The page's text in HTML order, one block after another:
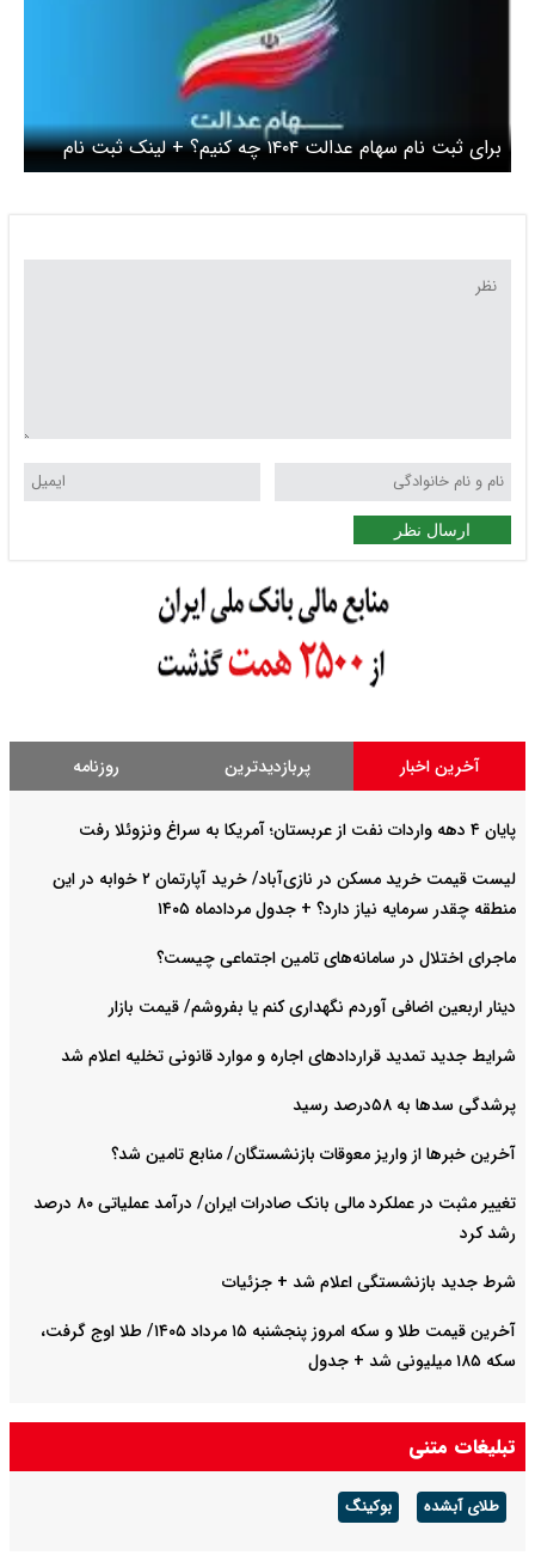
برای ثبت نام سهام عدالت ۱۴۰۴ چه کنیم؟ + لینک ثبت نام
سامانه سجام
ارسال نظر
آخرین اخبار پربازدیدترین روزنامه
پایان ۴ دهه واردات نفت از عربستان؛ آمریکا به سراغ ونزوئلا رفت
لیست قیمت خرید مسکن در نازی‌آباد/ خرید آپارتمان ۲ خوابه در این
منطقه چقدر سرمایه نیاز دارد؟ + جدول مردادماه ۱۴۰۵
ماجرای اختلال در سامانه‌های تامین اجتماعی چیست؟
دینار اربعین اضافی آوردم نگهداری کنم یا بفروشم/ قیمت بازار
شرایط جدید تمدید قراردادهای اجاره و موارد قانونی تخلیه اعلام شد
پرشدگی سدها به ۵۸درصد رسید
آخرین خبرها از واریز معوقات بازنشستگان/ منابع تامین شد؟
تغییر مثبت در عملکرد مالی بانک صادرات ایران/ درآمد عملیاتی ۸۰ درصد
رشد کرد
شرط جدید بازنشستگی اعلام شد + جزئیات
آخرین قیمت طلا و سکه امروز پنجشنبه ۱۵ مرداد ۱۴۰۵/ طلا اوج گرفت،
سکه ۱۸۵ میلیونی شد + جدول
تبلیغات متنی
طلای آبشده بوکینگ